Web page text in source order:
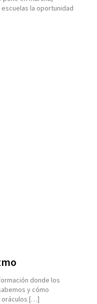
la oportunidad
donde los
y cómo
oráculos […]